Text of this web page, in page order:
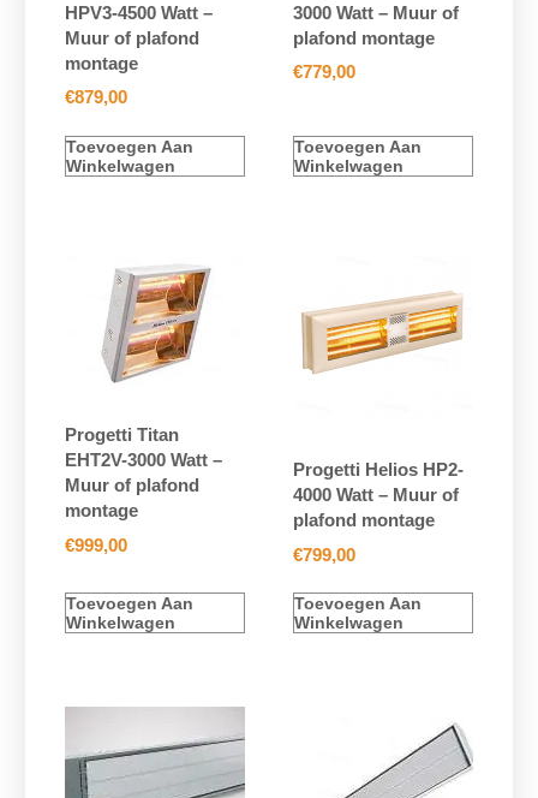
HPV3-4500 Watt –
Muur of plafond
montage
€879,00
Toevoegen Aan
Winkelwagen
3000 Watt – Muur of
plafond montage
€779,00
Toevoegen Aan
Winkelwagen
Progetti Titan
EHT2V-3000 Watt –
Muur of plafond
montage
€999,00
Toevoegen Aan
Winkelwagen
Progetti Helios HP2-
4000 Watt – Muur of
plafond montage
€799,00
Toevoegen Aan
Winkelwagen